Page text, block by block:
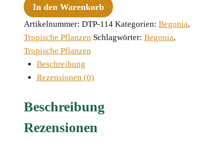
Menge
In den Warenkorb
Artikelnummer: DTP-114 Kategorien: Begonia,
Tropische Pflanzen Schlagwörter: Begonia,
Tropische Pflanzen
Beschreibung
Rezensionen (0)
Beschreibung
Rezensionen